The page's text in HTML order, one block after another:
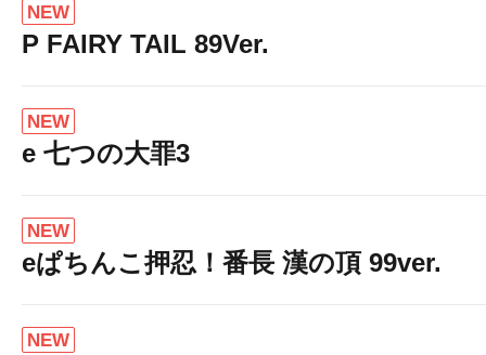
NEW
P FAIRY TAIL 89Ver.
NEW
e 七つの大罪3
NEW
eぱちんこ押忍！番長 漢の頂 99ver.
NEW